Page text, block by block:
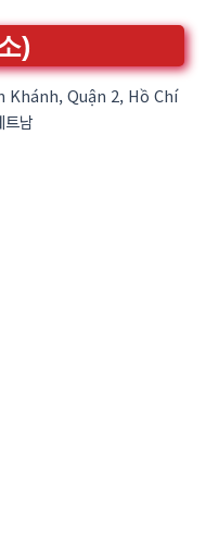
)
Khánh, Quận 2, Hồ Chí
남